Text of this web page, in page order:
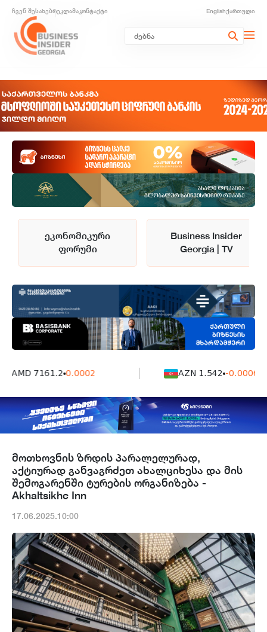
ჩვენ შესახებრეკლამაკონტაქტი Englishქართული
ეკონომიკური
ფორუმი
Business Insider
Georgia | TV
AMD 7161.2 0.0002 AZN 1.542 -0.0006
მოთხოვნის ზრდის პარალელურად,
აქტიურად განვაგრძეთ ახალციხესა და მის
შემოგარენში ტურების ორგანიზება -
Akhaltsikhe Inn
17.06.2025.10:00